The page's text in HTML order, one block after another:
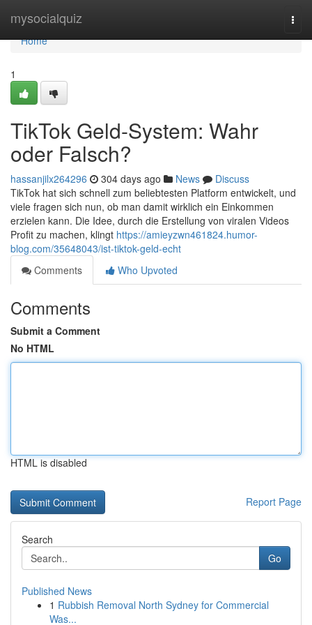
mysocialquiz
Home
Home
1
TikTok Geld-System: Wahr
oder Falsch?
hassanjilx264296 304 days ago News
Discuss
TikTok hat sich schnell zum beliebtesten Platform entwickelt, und
viele fragen sich nun, ob man damit wirklich ein Einkommen
erzielen kann. Die Idee, durch die Erstellung von viralen Videos
Profit zu machen, klingt https://amieyzwn461824.humor-
blog.com/35648043/ist-tiktok-geld-echt
Comments
Who Upvoted
Comments
Submit a Comment
No HTML
HTML is disabled
Report Page
Search
Go
Published News
1 Rubbish Removal North Sydney for Commercial
Was...